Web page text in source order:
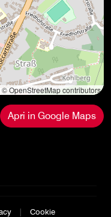
© OpenStreetMap contributors
Apri in Google Maps
| Cookie